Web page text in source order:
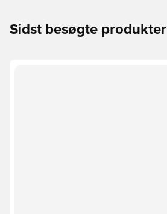
Sidst besøgte produkter